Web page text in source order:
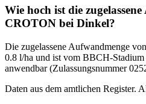
Wie hoch ist die
CROTON bei Dinkel?
Die zugelassene Aufwandmenge
0.8 l/ha und ist vom BBCH-
anwendbar (Zulassungsnummer
Daten aus dem amtlichen Register.